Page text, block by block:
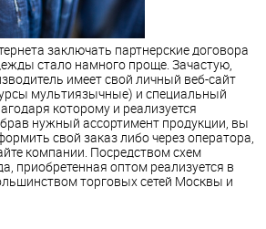
заключать партнерские договора
стало намного проще. Зачастую,
имеет свой личный веб-сайт
мультиязычные) и специальный
которому и реализуется
нужный ассортимент продукции, вы
свой заказ либо через оператора,
компании. Посредством схем
приобретенная оптом реализуется в
торговых сетей Москвы и